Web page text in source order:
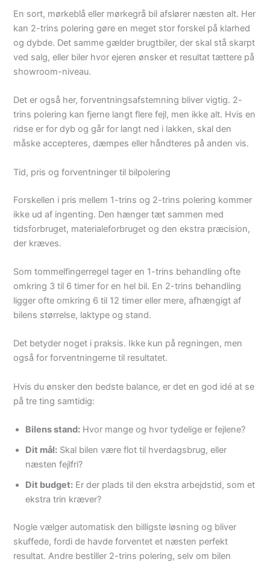
En sort, mørkeblå eller mørkegrå bil afslører næsten alt. Her
kan 2-trins polering gøre en meget stor forskel på klarhed
og dybde. Det samme gælder brugtbiler, der skal stå skarpt
ved salg, eller biler hvor ejeren ønsker et resultat tættere på
showroom-niveau.
Det er også her, forventningsafstemning bliver vigtig. 2-
trins polering kan fjerne langt flere fejl, men ikke alt. Hvis en
ridse er for dyb og går for langt ned i lakken, skal den
måske accepteres, dæmpes eller håndteres på anden vis.
Tid, pris og forventninger til bilpolering
Forskellen i pris mellem 1-trins og 2-trins polering kommer
ikke ud af ingenting. Den hænger tæt sammen med
tidsforbruget, materialeforbruget og den ekstra præcision,
der kræves.
Som tommelfingerregel tager en 1-trins behandling ofte
omkring 3 til 6 timer for en hel bil. En 2-trins behandling
ligger ofte omkring 6 til 12 timer eller mere, afhængigt af
bilens størrelse, laktype og stand.
Det betyder noget i praksis. Ikke kun på regningen, men
også for forventningerne til resultatet.
Hvis du ønsker den bedste balance, er det en god idé at se
på tre ting samtidig:
Bilens stand: Hvor mange og hvor tydelige er fejlene?
Dit mål: Skal bilen være flot til hverdagsbrug, eller
næsten fejlfri?
Dit budget: Er der plads til den ekstra arbejdstid, som et
ekstra trin kræver?
Nogle vælger automatisk den billigste løsning og bliver
skuffede, fordi de havde forventet et næsten perfekt
resultat. Andre bestiller 2-trins polering, selv om bilen